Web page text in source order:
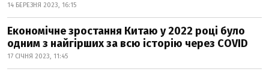
14 БЕРЕЗНЯ 2023, 16:15
Економічне зростання Китаю у 2022 році було
одним з найгірших за всю історію через COVID
17 СІЧНЯ 2023, 11:45